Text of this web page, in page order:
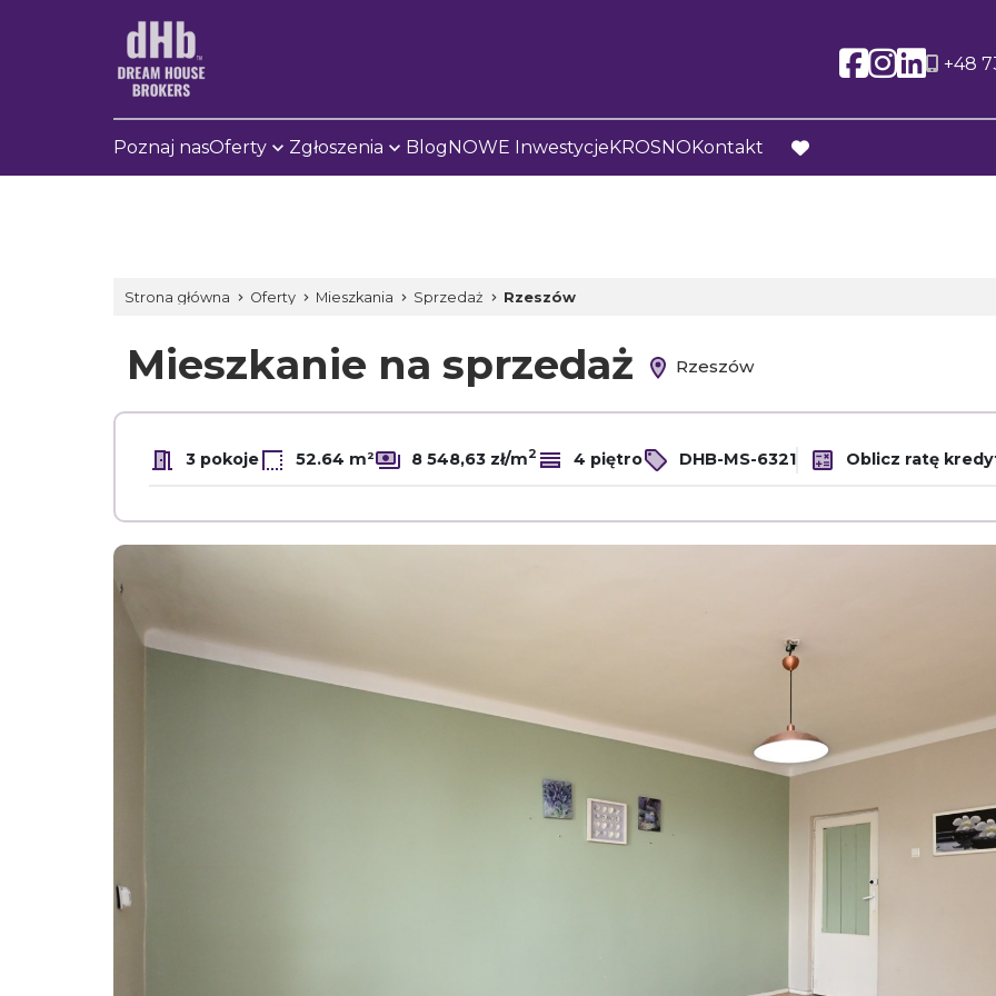
Social
+48
Poznaj nasOferty Zgłoszenia BlogNOWE InwestycjeKROSNOKontakt
favorite
Strona główna Oferty Mieszkania Sprzedaż Rzeszów
Mieszkanie na sprzedaż Rzeszów
3 pokoje 52.64 m² 8 548,63 zł/m2 4 piętro DHB-MS-6321 Oblicz ratę